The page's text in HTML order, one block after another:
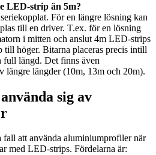
LED-strip än 5m?
För en längre lösning kan
till en driver. T.ex. för en lösning
i mitten och anslut 4m LED-strips
höger. Bitarna placeras precis intill
full längd. Det finns även
längre längder (10m, 13m och 20m).
sig av
fall att använda aluminiumprofiler när
med LED-strips. Fördelarna är: